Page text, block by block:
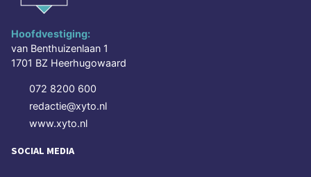
Hoofdvestiging:
van Benthuizenlaan 1
1701 BZ Heerhugowaard
072 8200 600
redactie@xyto.nl
www.xyto.nl
SOCIAL MEDIA